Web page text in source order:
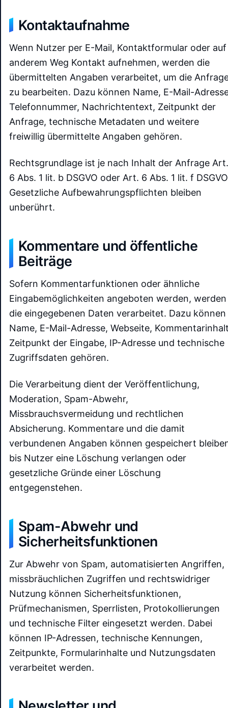
Kontaktaufnahme
Wenn Nutzer per E-Mail, Kontaktformular oder auf
anderem Weg Kontakt aufnehmen, werden die
übermittelten Angaben verarbeitet, um die
zu bearbeiten. Dazu können Name, E-Mail-
Telefonnummer, Nachrichtentext, Zeitpunkt der
Anfrage, technische Metadaten und weitere
freiwillig übermittelte Angaben gehören.
Rechtsgrundlage ist je nach Inhalt der Anfrage Art.
6 Abs. 1 lit. b DSGVO oder Art. 6 Abs. 1 lit. f
Gesetzliche Aufbewahrungspflichten bleiben
unberührt.
Kommentare und öffentliche
Beiträge
Sofern Kommentarfunktionen oder ähnliche
Eingabemöglichkeiten angeboten werden, werden
die eingegebenen Daten verarbeitet. Dazu können
Name, E-Mail-Adresse, Webseite,
Zeitpunkt der Eingabe, IP-Adresse und technische
Zugriffsdaten gehören.
Die Verarbeitung dient der Veröffentlichung,
Moderation, Spam-Abwehr,
Missbrauchsvermeidung und rechtlichen
Absicherung. Kommentare und die damit
verbundenen Angaben können gespeichert
bis Nutzer eine Löschung verlangen oder
gesetzliche Gründe einer Löschung
entgegenstehen.
Spam-Abwehr und
Sicherheitsfunktionen
Zur Abwehr von Spam, automatisierten Angriffen,
missbräuchlichen Zugriffen und rechtswidriger
Nutzung können Sicherheitsfunktionen,
Prüfmechanismen, Sperrlisten, Protokollierungen
und technische Filter eingesetzt werden. Dabei
können IP-Adressen, technische Kennungen,
Zeitpunkte, Formularinhalte und Nutzungsdaten
verarbeitet werden.